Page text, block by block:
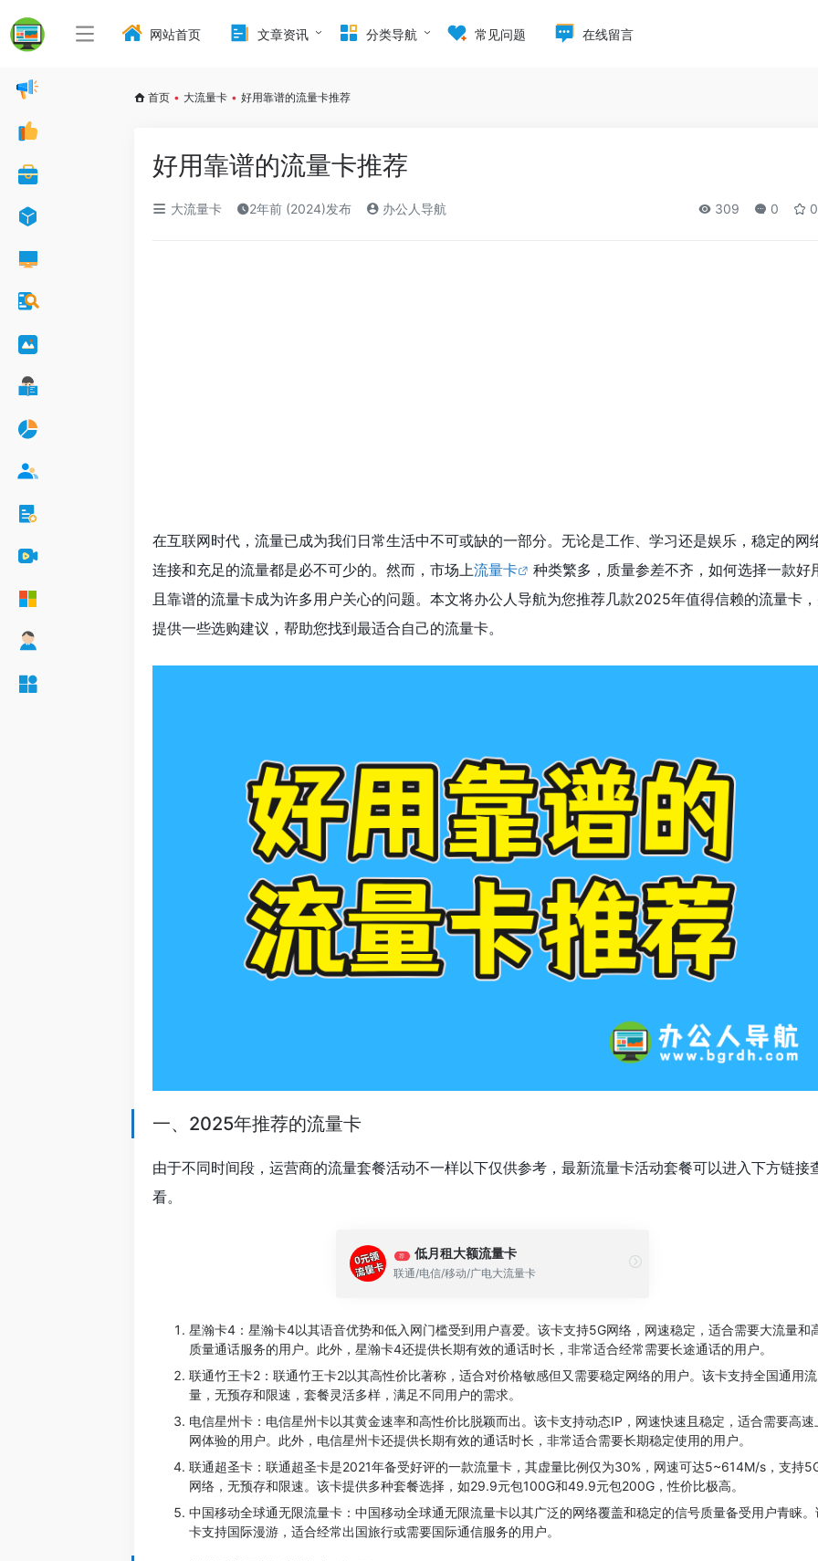
网站首页 文章资讯 分类导航 常见问题 在线留言
首页 • 大流量卡 • 好用靠谱的流量卡推荐
好用靠谱的流量卡推荐
大流量卡 2年前 (2024)发布 办公人导航 309 0 0
在互联网时代，流量已成为我们日常生活中不可或缺的一部分。无论是工作、学习还是娱乐，稳定的网
连接和充足的流量都是必不可少的。然而，市场上流量卡
种类繁多，质量参差不齐，如何选择一款好
且靠谱的流量卡成为许多用户关心的问题。本文将办公人导航为您推荐几款2025年值得信赖的流量卡
提供一些选购建议，帮助您找到最适合自己的流量卡。
一、2025年推荐的流量卡
由于不同时间段，运营商的流量套餐活动不一样以下仅供参考，最新流量卡活动套餐可以进入下方链接
看。
荐 低月租大额流量卡
联通/电信/移动/广电大流量卡
星瀚卡4：星瀚卡4以其语音优势和低入网门槛受到用户喜爱。该卡支持5G网络，网速稳定，适合需要大流量和
质量通话服务的用户。此外，星瀚卡4还提供长期有效的通话时长，非常适合经常需要长途通话的用户。
联通竹王卡2：联通竹王卡2以其高性价比著称，适合对价格敏感但又需要稳定网络的用户。该卡支持全国通用流
量，无预存和限速，套餐灵活多样，满足不同用户的需求。
电信星州卡：电信星州卡以其黄金速率和高性价比脱颖而出。该卡支持动态IP，网速快速且稳定，适合需要高速
网体验的用户。此外，电信星州卡还提供长期有效的通话时长，非常适合需要长期稳定使用的用户。
联通超圣卡：联通超圣卡是2021年备受好评的一款流量卡，其虚量比例仅为30%，网速可达5~614M/s，支持
网络，无预存和限速。该卡提供多种套餐选择，如29.9元包100G和49.9元包200G，性价比极高。
中国移动全球通无限流量卡：中国移动全球通无限流量卡以其广泛的网络覆盖和稳定的信号质量备受用户青睐。
卡支持国际漫游，适合经常出国旅行或需要国际通信服务的用户。